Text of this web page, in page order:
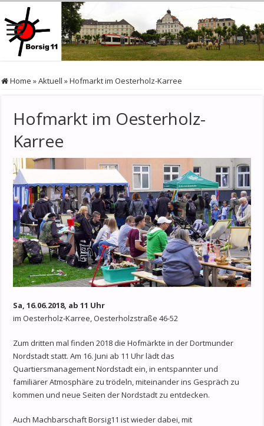
Home »Aktuell »Hofmarkt im Oesterholz-Karree
Hofmarkt im Oesterholz-
Karree
Sa, 16.06.2018, ab 11 Uhr
im Oesterholz-Karree, Oesterholzstraße 46-52
Zum dritten mal finden 2018 die Hofmärkte in der Dortmunder
Nordstadt statt. Am 16. Juni ab 11 Uhr lädt das
Quartiersmanagement Nordstadt ein, in entspannter und
familiärer Atmosphäre zu trödeln, miteinander ins Gespräch zu
kommen und neue Seiten der Nordstadt zu entdecken.
Auch Machbarschaft Borsig11 ist wieder dabei, mit